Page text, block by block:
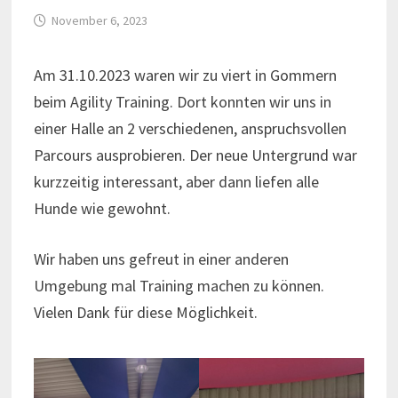
November 6, 2023
Am 31.10.2023 waren wir zu viert in Gommern
beim Agility Training. Dort konnten wir uns in
einer Halle an 2 verschiedenen, anspruchsvollen
Parcours ausprobieren. Der neue Untergrund war
kurzzeitig interessant, aber dann liefen alle
Hunde wie gewohnt.
Wir haben uns gefreut in einer anderen
Umgebung mal Training machen zu können.
Vielen Dank für diese Möglichkeit.